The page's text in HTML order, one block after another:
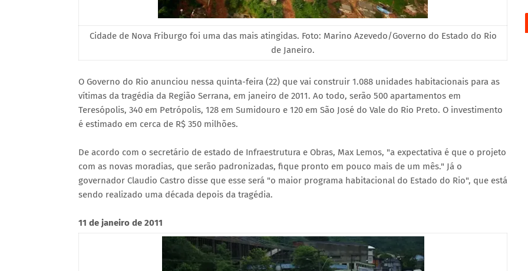
Cidade de Nova Friburgo foi uma das mais atingidas. Foto: Marino Azevedo/Governo do Estado do Rio
de Janeiro.
O Governo do Rio anunciou nessa quinta-feira (22) que vai construir 1.088 unidades habitacionais para as
vítimas da tragédia da Região Serrana, em janeiro de 2011. Ao todo, serão 500 apartamentos em
Teresópolis, 340 em Petrópolis, 128 em Sumidouro e 120 em São José do Vale do Rio Preto. O investimento
é estimado em cerca de R$ 350 milhões.
De acordo com o secretário de estado de Infraestrutura e Obras, Max Lemos, "a expectativa é que o projeto
com as novas moradias, que serão padronizadas, fique pronto em pouco mais de um mês." Já o
governador Claudio Castro disse que esse será "o maior programa habitacional do Estado do Rio", que está
sendo realizado uma década depois da tragédia.
11 de janeiro de 2011